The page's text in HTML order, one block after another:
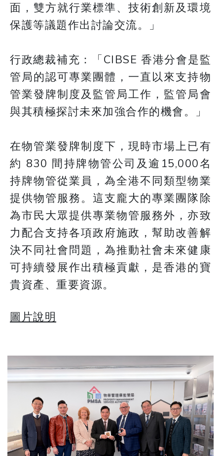
面，雙方就行業標準、技術創新及環境
保護等議題作出討論交流。」
行政總裁補充：「CIBSE 香港分會是監
管局的認可專業團體，一直以來支持物
管業發牌制度及監管局工作，監管局會
與其積極探討未來加強合作的機會。」
在物管業發牌制度下，現時市場上已有
約 830 間持牌物管公司及逾15,000名
持牌物管從業員，為全港不同類型物業
提供物管服務。這支龐大的專業團隊除
為市民大眾提供專業物管服務外，亦致
力配合支持各項政府施政，幫助改善解
決不同社會問題，為推動社會未來健康
可持續發展作出積極貢獻，是香港的寶
貴資產、重要資源。
圖片說明